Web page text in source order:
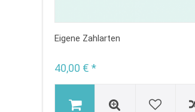
Eigene Zahlarten
40,00 € *